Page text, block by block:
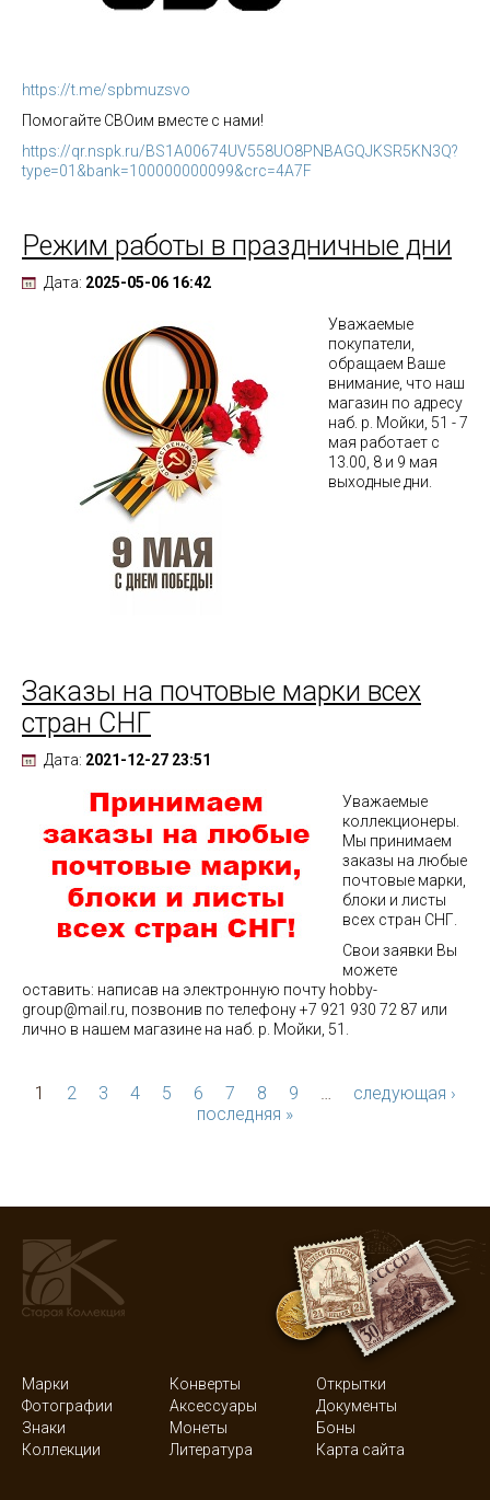
https://t.me/spbmuzsvo
Помогайте СВОим вместе с нами!
https://qr.nspk.ru/BS1A00674UV558UO8PNBAGQJKSR5KN3Q?
type=01&bank=100000000099&crc=4A7F
Режим работы в праздничные дни
Дата: 2025-05-06 16:42
Уважаемые
покупатели,
обращаем Ваше
внимание, что наш
магазин по адресу
наб. р. Мойки, 51 - 7
мая работает с
13.00, 8 и 9 мая
выходные дни.
Заказы на почтовые марки всех
стран СНГ
Дата: 2021-12-27 23:51
Уважаемые
коллекционеры.
Мы принимаем
заказы на любые
почтовые марки,
блоки и листы
всех стран СНГ.
Свои заявки Вы
можете
оставить: написав на электронную почту hobby-
group@mail.ru, позвонив по телефону +7 921 930 72 87 или
лично в нашем магазине на наб. р. Мойки, 51.
1 2 3 4 5 6 7 8 9 …
следующая ›
последняя »
Марки Конверты
Открытки
Фотографии
Аксессуары
Документы
Знаки
Монеты
Боны
Коллекции
Литература Карта сайта